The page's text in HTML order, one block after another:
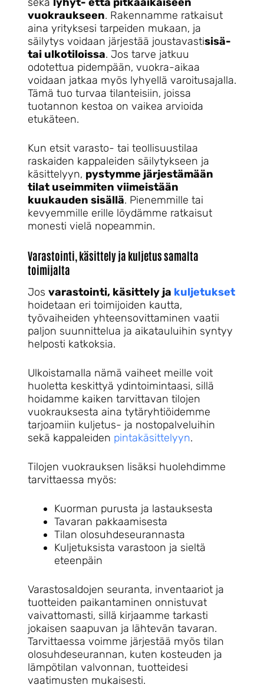
vuokraukseen. Rakennamme ratkaisut
aina yrityksesi tarpeiden mukaan, ja
säilytys voidaan järjestää joustavastisisä-
tai ulkotiloissa. Jos tarve jatkuu
odotettua pidempään, vuokra-aikaa
voidaan jatkaa myös lyhyellä varoitusajalla.
Tämä tuo turvaa tilanteisiin, joissa
tuotannon kestoa on vaikea arvioida
etukäteen.
Kun etsit varasto- tai teollisuustilaa
raskaiden kappaleiden säilytykseen ja
käsittelyyn, pystymme järjestämään
tilat useimmiten viimeistään
kuukauden sisällä. Pienemmille tai
kevyemmille erille löydämme ratkaisut
monesti vielä nopeammin.
Varastointi, käsittely ja kuljetus samalta
toimijalta
Jos varastointi, käsittely ja kuljetukset
hoidetaan eri toimijoiden kautta,
työvaiheiden yhteensovittaminen vaatii
paljon suunnittelua ja aikatauluihin syntyy
helposti katkoksia.
Ulkoistamalla nämä vaiheet meille voit
huoletta keskittyä ydintoimintaasi, sillä
hoidamme kaiken tarvittavan tilojen
vuokrauksesta aina tytäryhtiöidemme
tarjoamiin kuljetus- ja nostopalveluihin
sekä kappaleiden pintakäsittelyyn.
Tilojen vuokrauksen lisäksi huolehdimme
tarvittaessa myös:
Kuorman purusta ja lastauksesta
Tavaran pakkaamisesta
Tilan olosuhdeseurannasta
Kuljetuksista varastoon ja sieltä
eteenpäin
Varastosaldojen seuranta, inventaariot ja
tuotteiden paikantaminen onnistuvat
vaivattomasti, sillä kirjaamme tarkasti
jokaisen saapuvan ja lähtevän tavaran.
Tarvittaessa voimme järjestää myös tilan
olosuhdeseurannan, kuten kosteuden ja
lämpötilan valvonnan, tuotteidesi
vaatimusten mukaisesti.